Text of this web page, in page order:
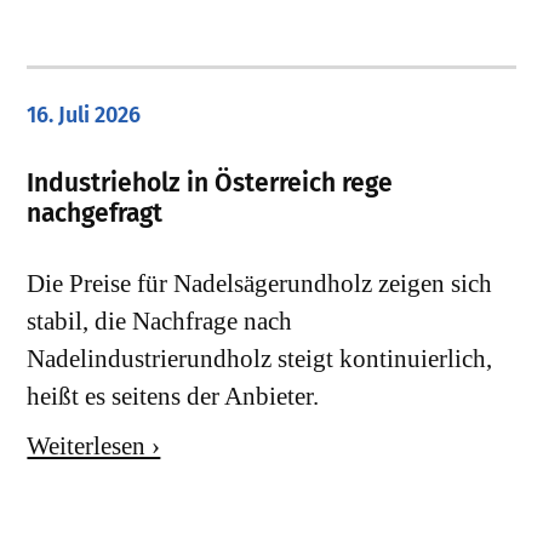
16. Juli 2026
Industrieholz in Österreich rege
nachgefragt
Die Preise für Nadelsägerundholz zeigen sich
stabil, die Nachfrage nach
Nadelindustrierundholz steigt kontinuierlich,
heißt es seitens der Anbieter.
Weiterlesen ›